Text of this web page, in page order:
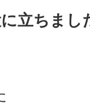
立ちまし